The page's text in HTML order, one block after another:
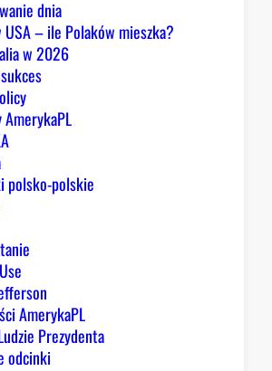
dnia
USA – ile Polaków mieszka?
w 2026
polsko-polskie
AmerykaPL
Prezydenta
odcinki